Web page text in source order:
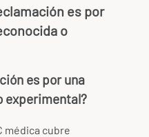
es por
o
es por una
experimental?
médica cubre